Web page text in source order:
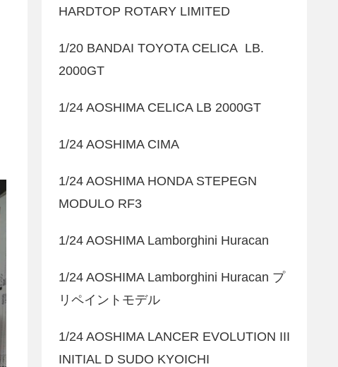
HARDTOP ROTARY LIMITED
1/20 BANDAI TOYOTA CELICA LB.
2000GT
1/24 AOSHIMA CELICA LB 2000GT
1/24 AOSHIMA CIMA
1/24 AOSHIMA HONDA STEPEGN
MODULO RF3
1/24 AOSHIMA Lamborghini Huracan
1/24 AOSHIMA Lamborghini Huracan プ
リペイントモデル
1/24 AOSHIMA LANCER EVOLUTION III
INITIAL D SUDO KYOICHI